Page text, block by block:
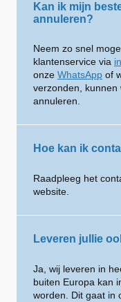
Kan ik mijn
annuleren?
Neem zo snel
klantenservice via
onze WhatsApp of
verzonden, kunnen
annuleren.
Hoe kan ik
Raadpleeg het
website.
Leveren jullie
Ja, wij leveren in
buiten Europa kan
worden. Dit gaat in